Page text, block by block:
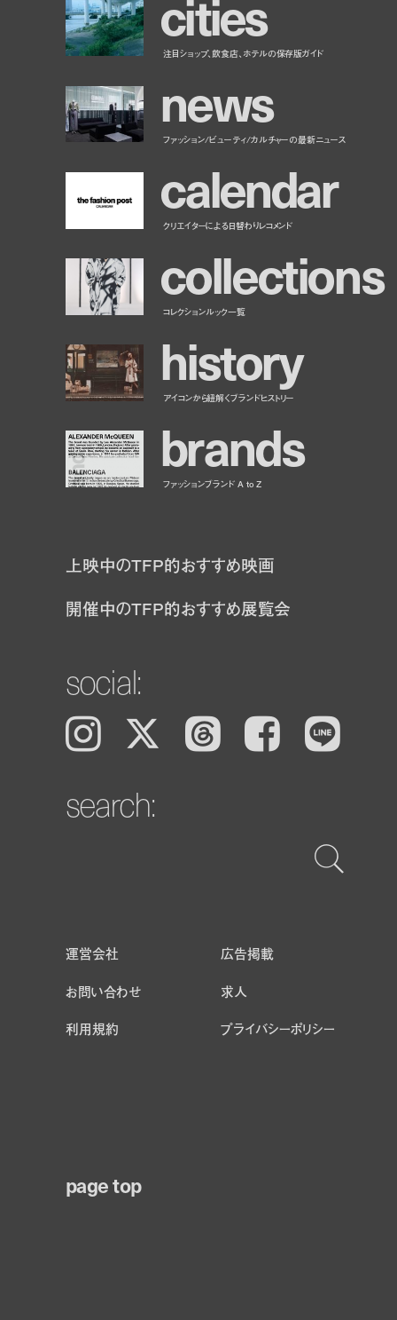
cities
注目ショップ、飲食店、ホテルの保存版ガイド
news
ファッション/ビューティ/カルチャーの最新ニュース
calendar
クリエイターによる日替わりレコメンド
collections
コレクションルック一覧
history
アイコンから紐解くブランドヒストリー
brands
ファッションブランド A to Z
上映中のTFP的おすすめ映画
開催中のTFP的おすすめ展覧会
social:
Instagram 𝕏 Threads Facebook LINE
search:
運営会社
広告掲載
お問い合わせ
求人
利用規約 プライバシーポリシー
page top